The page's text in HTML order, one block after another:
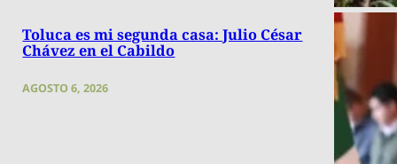
Toluca es mi segunda casa: Julio César
Chávez en el Cabildo
AGOSTO 6, 2026